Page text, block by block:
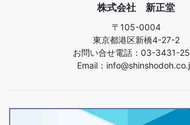
株式会社 新正堂
〒105-0004
東京都港区新橋4-27-2
お問い合せ電話：03-3431-
Email：